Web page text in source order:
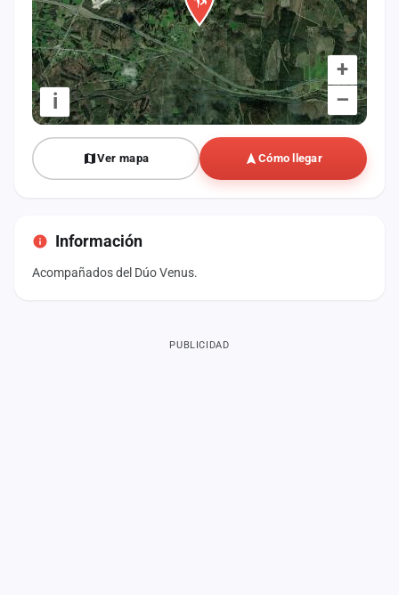
+
–
i
Ver mapa Cómo llegar
Información
Acompañados del Dúo Venus.
PUBLICIDAD